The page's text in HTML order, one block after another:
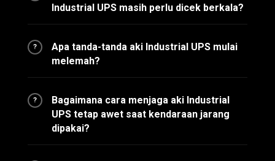
Industrial UPS masih perlu dicek berkala?
?
Apa tanda-tanda aki Industrial UPS mulai
melemah?
?
Bagaimana cara menjaga aki Industrial
UPS tetap awet saat kendaraan jarang
dipakai?